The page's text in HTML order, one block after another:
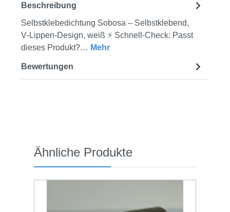
Beschreibung
Selbstklebedichtung Sobosa – Selbstklebend,
V‑Lippen‑Design, weiß ⚡ Schnell-Check: Passt
dieses Produkt?… Mehr
Bewertungen
Produktgalerie überspringen
Ähnliche Produkte